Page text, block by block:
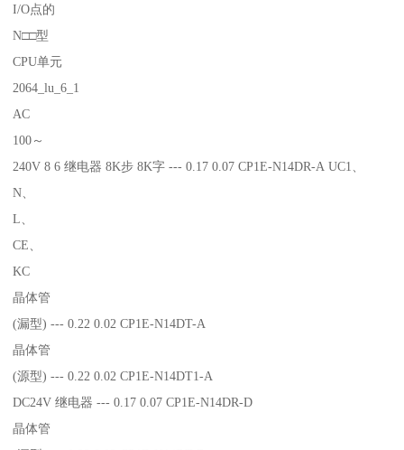
I/O点的
N□□型
CPU单元
2064_lu_6_1
AC
100～
240V 8 6 继电器 8K步 8K字 --- 0.17 0.07 CP1E-N14DR-A UC1、
N、
L、
CE、
KC
晶体管
(漏型) --- 0.22 0.02 CP1E-N14DT-A
晶体管
(源型) --- 0.22 0.02 CP1E-N14DT1-A
DC24V 继电器 --- 0.17 0.07 CP1E-N14DR-D
晶体管